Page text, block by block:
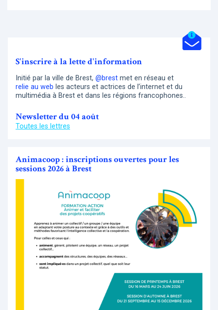
S'inscrire à la lette d'information
Initié par la ville de Brest, @brest met en réseau et
relie au web les acteurs et actrices de l’internet et du
multimédia à Brest et dans les régions francophones..
Newsletter du 04 août
Toutes les lettres
Animacoop : inscriptions ouvertes pour les
sessions 2026 à Brest